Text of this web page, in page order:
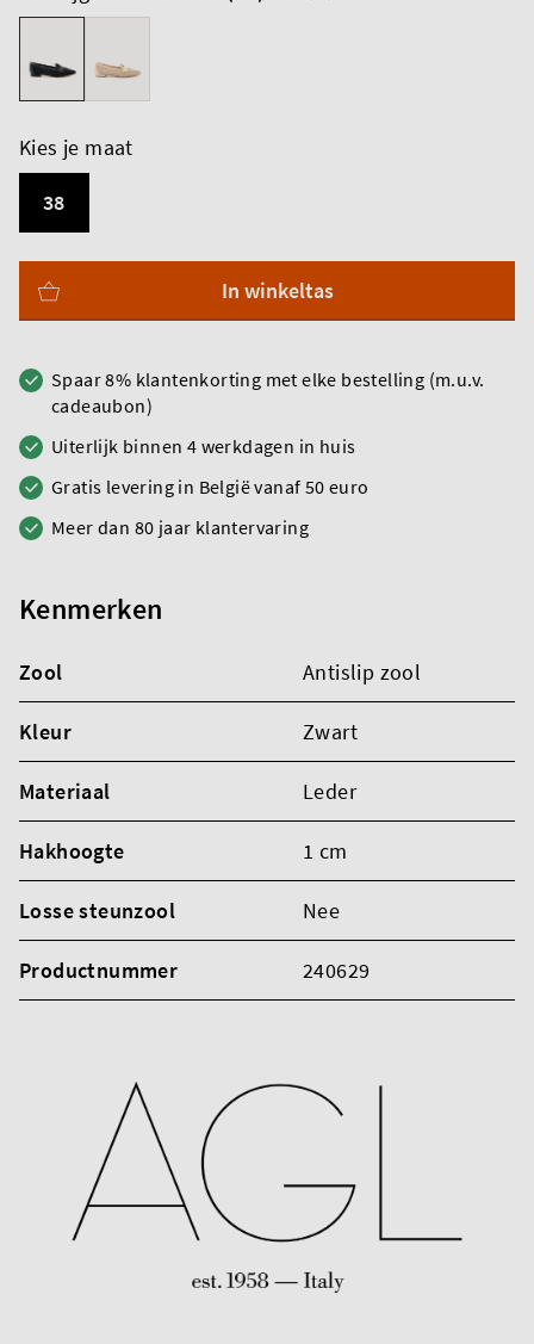
Kies je maat
38
In winkeltas
Spaar 8% klantenkorting met elke bestelling (m.u.v.
cadeaubon)
Uiterlijk binnen 4 werkdagen in huis
Gratis levering in België vanaf 50 euro
Meer dan 80 jaar klantervaring
Kenmerken
Zool Antislip zool
Kleur Zwart
Materiaal Leder
Hakhoogte 1 cm
Losse steunzool Nee
Productnummer 240629